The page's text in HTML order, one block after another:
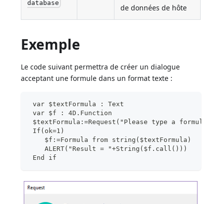
database
de données de hôte
Exemple
Le code suivant permettra de créer un dialogue
acceptant une formule dans un format texte :
var $textFormula : Text
var $f : 4D.Function
$textFormula:=Request("Please type a formula")
If(ok=1)
    $f:=Formula from string($textFormula)
    ALERT("Result = "+String($f.call()))
End if